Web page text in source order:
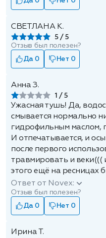
СВЕТЛАНА К.
5
Отзыв был полезен?
Да 0
Нет 0
Анна З.
1
Ужасная тушь! Да,
смывается нормально
гидрофильным маслом,
И отпечатывается, и
после первого
травмировать и веки(((
этого ещё на ресницах
Ответ от Novex:
Отзыв был полезен?
Да 0
Нет 0
Ирина Т.